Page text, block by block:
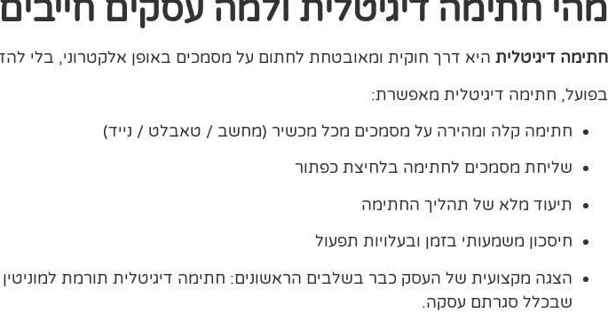
מהי חתימה דיגיטלית ולמה עסקים
חתימה דיגיטלית היא דרך חוקית ומאובטחת לחתום על מסמכים באופן אלקטרוני, בלי
בפועל, חתימה דיגיטלית מאפשרת:
חתימה קלה ומהירה על מסמכים מכל מכשיר (מחשב / טאבלט / נייד)
שליחת מסמכים לחתימה בלחיצת כפתור
תיעוד מלא של תהליך החתימה
חיסכון משמעותי בזמן ובעלויות תפעול
הצגה מקצועית של העסק כבר בשלבים הראשונים: חתימה דיגיטלית תורמת למוניטין
שבכלל סגרתם עסקה.